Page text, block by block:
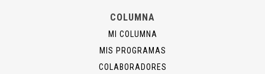
COLUMNA
MI COLUMNA
MIS PROGRAMAS
COLABORADORES